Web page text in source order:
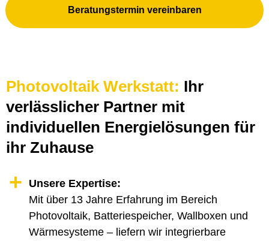
Beratungstermin vereinbaren
Photovoltaik Werkstatt: Ihr
verlässlicher Partner mit
individuellen Energielösungen für
ihr Zuhause
Unsere Expertise:
Mit über 13 Jahre Erfahrung im Bereich
Photovoltaik, Batteriespeicher, Wallboxen und
Wärmesysteme – liefern wir integrierbare